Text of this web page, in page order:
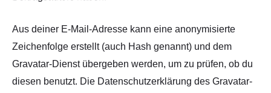
Aus deiner E-Mail-Adresse kann eine anonymisierte
Zeichenfolge erstellt (auch Hash genannt) und dem
Gravatar-Dienst übergeben werden, um zu prüfen, ob du
diesen benutzt. Die Datenschutzerklärung des Gravatar-